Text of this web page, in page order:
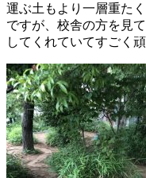
運ぶ土もより一層重たく
ですが、校舎の方を見
してくれていてすごく